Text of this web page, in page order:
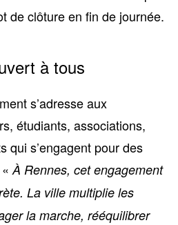
de clôture en fin de journée.
à tous
s’adresse aux
étudiants, associations,
qui s’engagent pour des
«À Rennes, cet engagement
La ville multiplie les
la marche, rééquilibrer